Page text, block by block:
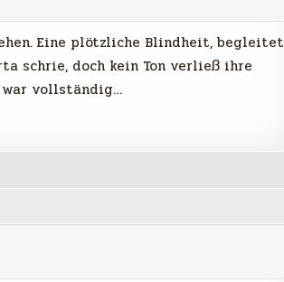
Eine plötzliche Blindheit, begleitet
schrie, doch kein Ton verließ ihre
war vollständig…